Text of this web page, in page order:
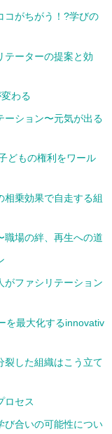
コがちがう！?学びの
テーターの提案と効
わる
ーション〜元気が出る
どもの権利をワール
相乗効果で自走する組
職場の絆、再生への道
がファシリテーション
を最大化するinnovativ
した組織はこう立て
ロセス
び合いの可能性につい